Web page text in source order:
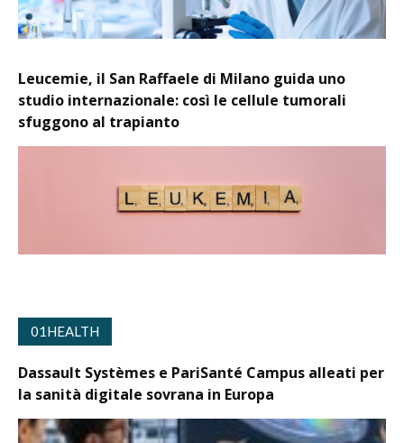
Leucemie, il San Raffaele di Milano guida uno
studio internazionale: così le cellule tumorali
sfuggono al trapianto
01HEALTH
Dassault Systèmes e PariSanté Campus alleati per
la sanità digitale sovrana in Europa